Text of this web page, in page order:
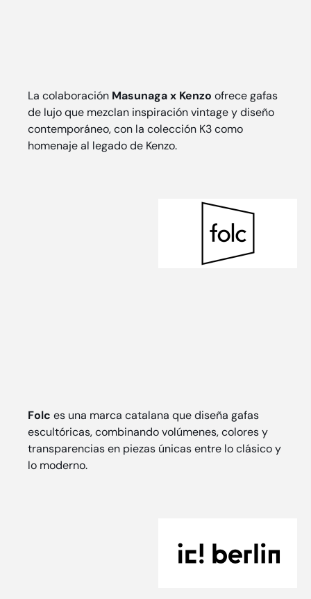
La colaboración Masunaga x Kenzo ofrece gafas
de lujo que mezclan inspiración vintage y diseño
contemporáneo, con la colección K3 como
homenaje al legado de Kenzo.
Folc es una marca catalana que diseña gafas
escultóricas, combinando volúmenes, colores y
transparencias en piezas únicas entre lo clásico y
lo moderno.